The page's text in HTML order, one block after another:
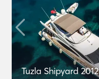
Tuzla Shipyard 2012